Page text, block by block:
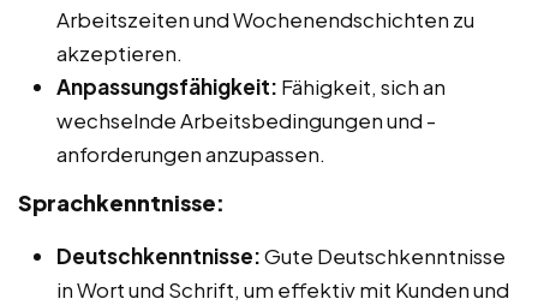
Arbeitszeiten und Wochenendschichten zu
akzeptieren.
Anpassungsfähigkeit: Fähigkeit, sich an
wechselnde Arbeitsbedingungen und -
anforderungen anzupassen.
Sprachkenntnisse:
Deutschkenntnisse:Gute Deutschkenntnisse
in Wort und Schrift, um effektiv mit Kunden und